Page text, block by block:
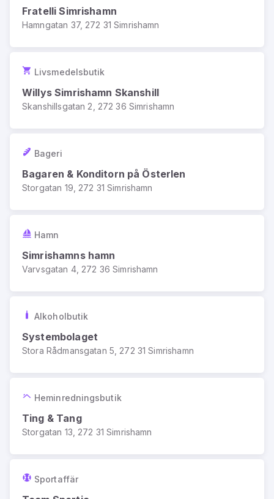
Fratelli Simrishamn
Hamngatan 37, 272 31 Simrishamn
Livsmedelsbutik
Willys Simrishamn Skanshill
Skanshillsgatan 2, 272 36 Simrishamn
Bageri
Bagaren & Konditorn på Österlen
Storgatan 19, 272 31 Simrishamn
Hamn
Simrishamns hamn
Varvsgatan 4, 272 36 Simrishamn
Alkoholbutik
Systembolaget
Stora Rådmansgatan 5, 272 31 Simrishamn
Heminredningsbutik
Ting & Tang
Storgatan 13, 272 31 Simrishamn
Sportaffär